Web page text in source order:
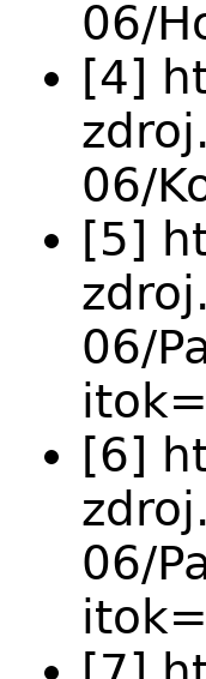
06/
[4]
06/
[5]
06/
[6]
06/